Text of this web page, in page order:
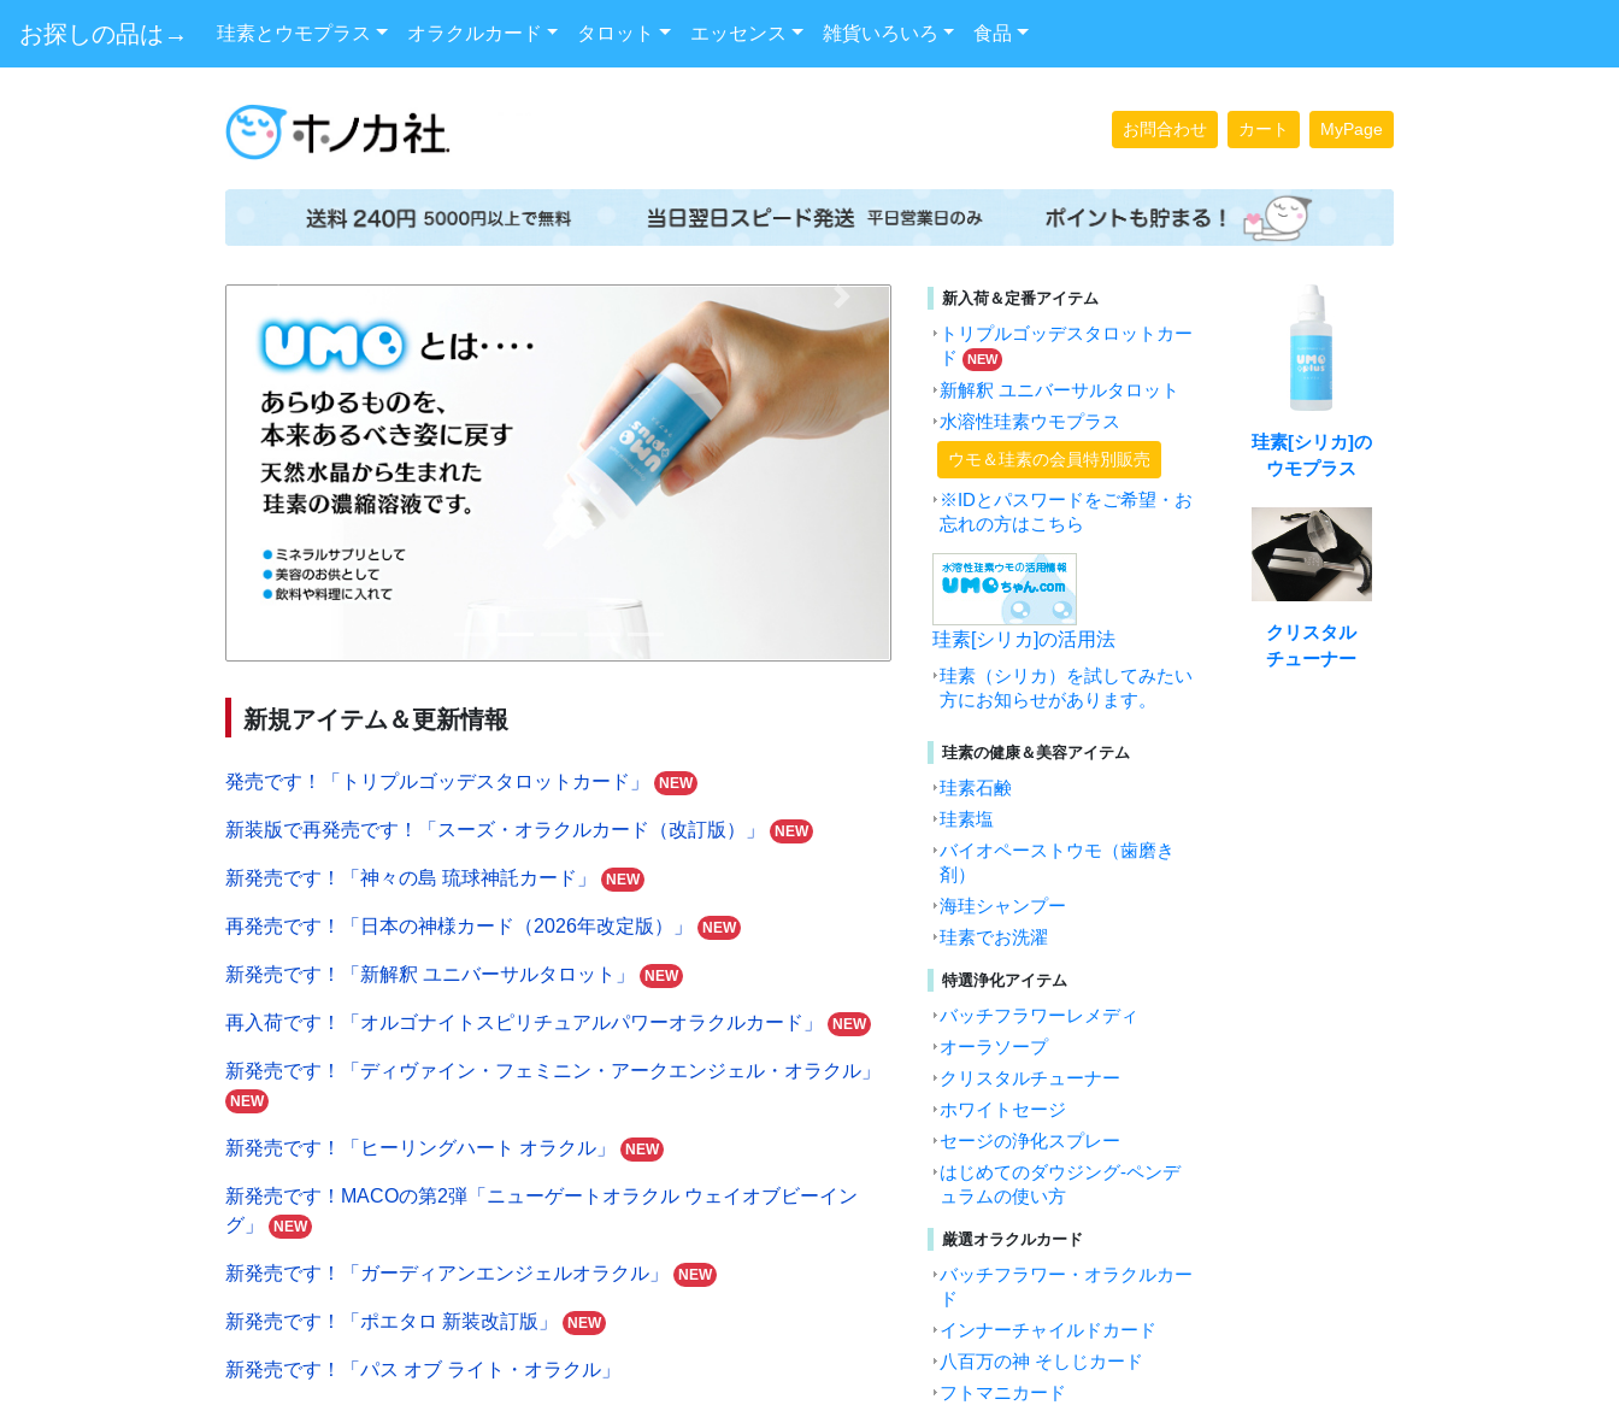
お探しの品は→ 珪素とウモプラス オラクルカード タロット エッセンス 雑貨いろいろ 食品
お問合わせ カート MyPage
新規アイテム＆更新情報
発売です！「トリプルゴッデスタロットカード」 NEW
新装版で再発売です！「スーズ・オラクルカード（改訂版）」 NEW
新発売です！「神々の島 琉球神託カード」 NEW
再発売です！「日本の神様カード（2026年改定版）」 NEW
新発売です！「新解釈 ユニバーサルタロット」 NEW
再入荷です！「オルゴナイトスピリチュアルパワーオラクルカード」 NEW
新発売です！「ディヴァイン・フェミニン・アークエンジェル・オラクル」
NEW
新発売です！「ヒーリングハート オラクル」 NEW
新発売です！MACOの第2弾「ニューゲートオラクル ウェイオブビーイン
グ」
NEW
新発売です！「ガーディアンエンジェルオラクル」 NEW
新発売です！「ポエタロ 新装改訂版」 NEW
新発売です！「パス オブ ライト・オラクル」
新入荷＆定番アイテム
トリプルゴッデスタロットカー
ド
NEW
新解釈 ユニバーサルタロット
水溶性珪素ウモプラス
ウモ＆珪素の会員特別販売
※IDとパスワードをご希望・お
忘れの方はこちら
珪素[シリカ]の活用法
珪素（シリカ）を試してみたい
方にお知らせがあります。
珪素の健康＆美容アイテム
珪素石鹸
珪素塩
バイオペーストウモ（歯磨き
剤）
海珪シャンプー
珪素でお洗濯
特選浄化アイテム
バッチフラワーレメディ
オーラソープ
クリスタルチューナー
ホワイトセージ
セージの浄化スプレー
はじめてのダウジング-ペンデ
ュラムの使い方
厳選オラクルカード
バッチフラワー・オラクルカー
ド
インナーチャイルドカード
八百万の神 そしじカード
フトマニカード
珪素[シリカ]の
ウモプラス
クリスタル
チューナー